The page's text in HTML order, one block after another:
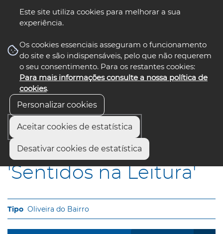
Este site utiliza cookies para melhorar a sua
experiência.
Os cookies essenciais asseguram o funcionamento
do site e são indispensáveis, pelo que não requerem
o seu consentimento. Para os restantes cookies:
Para mais informações consulte a nossa política de
cookies.
Personalizar cookies
Aceitar cookies de estatística
Desativar cookies de estatística
nos select language
Início "Sentidos na Leitura"
'Sentidos na Leitura'
Oliveira do Bairro